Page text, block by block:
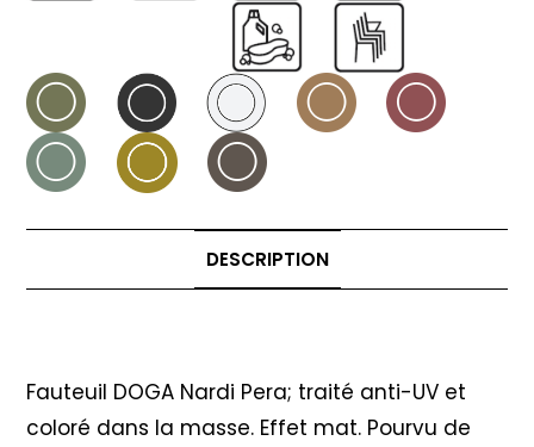
DESCRIPTION
Fauteuil DOGA Nardi Pera; traité anti-UV et
coloré dans la masse. Effet mat. Pourvu de